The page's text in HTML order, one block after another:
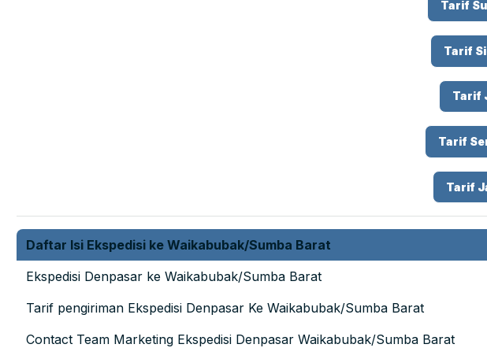
Tarif
Tarif
Tarif
Tarif
Tarif
Daftar Isi Ekspedisi ke Waikabubak/Sumba Barat
Ekspedisi Denpasar ke Waikabubak/Sumba Barat
Tarif pengiriman Ekspedisi Denpasar Ke Waikabubak/Sumba Barat
Contact Team Marketing Ekspedisi Denpasar Waikabubak/Sumba Barat